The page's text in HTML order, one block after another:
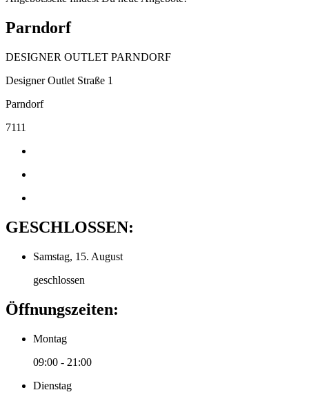
Parndorf
DESIGNER OUTLET PARNDORF
Designer Outlet Straße 1
Parndorf
7111
GESCHLOSSEN:
Samstag, 15. August
geschlossen
Öffnungszeiten:
Montag
09:00 - 21:00
Dienstag